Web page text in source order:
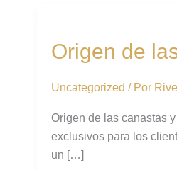
Origen de
Uncategorized / Por
Origen de las canastas
exclusivos para los
un […]
las
canastas
y